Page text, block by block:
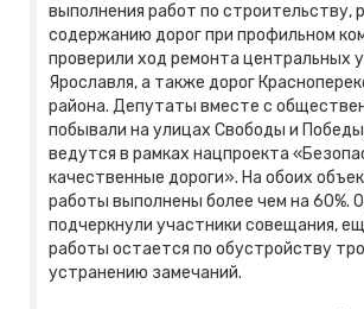
выполнения работ по строительству,
содержанию дорог при профильном
проверили ход ремонта центральных
Ярославля, а также дорог
района. Депутаты вместе с
побывали на улицах Свободы и
ведутся в рамках нацпроекта
качественные дороги». На обоих
работы выполнены более чем на 60%.
подчеркнули участники совещания,
работы остается по обустройству
устранению замечаний.